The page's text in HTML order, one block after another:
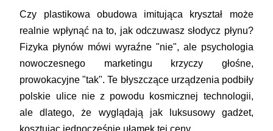
Czy plastikowa obudowa imitująca kryształ może
realnie wpłynąć na to, jak odczuwasz słodycz płynu?
Fizyka płynów mówi wyraźne "nie", ale psychologia
nowoczesnego marketingu krzyczy głośne,
prowokacyjne "tak". Te błyszczące urządzenia podbiły
polskie ulice nie z powodu kosmicznej technologii,
ale dlatego, że wyglądają jak luksusowy gadżet,